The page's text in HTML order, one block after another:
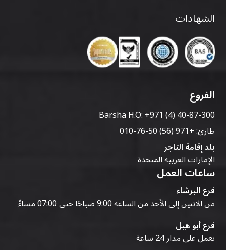
الشهادات
الفروع
Barsha H.O:+971 (4) 40-87-300
طارئ:+971 (56) 50-76-010
بلد إقامة التاجر
الإمارات العربية المتحدة
ساعات العمل
فرع البرشاء
من الاثنين إلى الأحد من الساعة 9:00 صباحًا حتى 07:00 مساءً
فرع أبو هيل
يعمل على مدار 24 ساعة